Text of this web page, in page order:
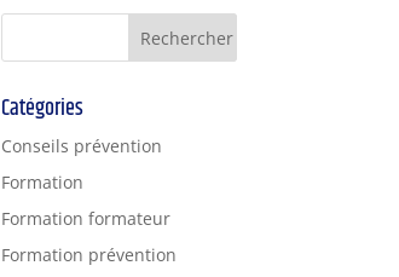
Catégories
Conseils prévention
Formation
Formation formateur
Formation prévention